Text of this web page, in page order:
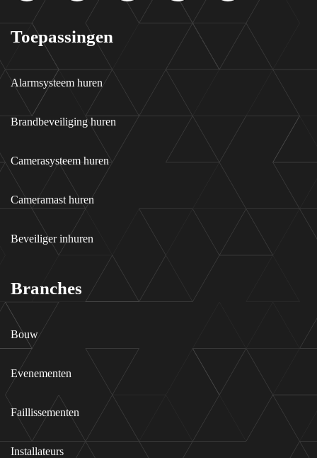
Toepassingen
Alarmsysteem huren
Brandbeveiliging huren
Camerasysteem huren
Cameramast huren
Beveiliger inhuren
Branches
Bouw
Evenementen
Faillissementen
Installateurs